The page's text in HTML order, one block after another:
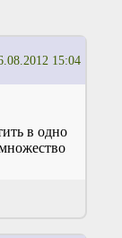
15:04
в одно